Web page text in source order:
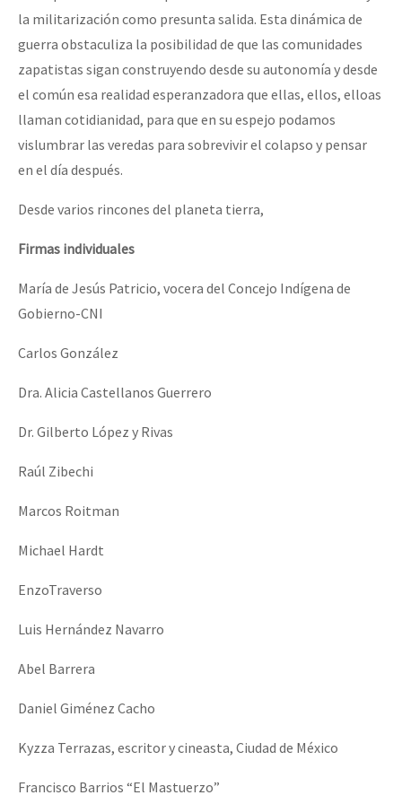
la militarización como presunta salida. Esta dinámica de
guerra obstaculiza la posibilidad de que las comunidades
zapatistas sigan construyendo desde su autonomía y desde
el común esa realidad esperanzadora que ellas, ellos, elloas
llaman cotidianidad, para que en su espejo podamos
vislumbrar las veredas para sobrevivir el colapso y pensar
en el día después.
Desde varios rincones del planeta tierra,
Firmas individuales
María de Jesús Patricio, vocera del Concejo Indígena de
Gobierno-CNI
Carlos González
Dra. Alicia Castellanos Guerrero
Dr. Gilberto López y Rivas
Raúl Zibechi
Marcos Roitman
Michael Hardt
EnzoTraverso
Luis Hernández Navarro
Abel Barrera
Daniel Giménez Cacho
Kyzza Terrazas, escritor y cineasta, Ciudad de México
Francisco Barrios “El Mastuerzo”